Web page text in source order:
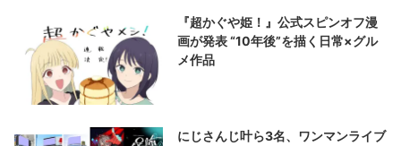
『超かぐや姫！』公式スピンオフ漫
画が発表 “10年後”を描く日常×グル
メ作品
にじさんじ叶ら3名、ワンマンライブ